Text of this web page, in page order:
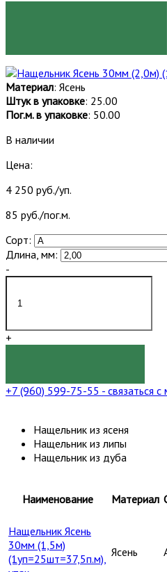
Материал: Ясень
Штук в упаковке: 25.00
Пог.м. в упаковке: 50.00
В наличии
Цена:
4 250 руб./уп.
85 руб./пог.м.
Сорт:
Длина, мм:
-
+
+7 (960) 599-75-55 - связаться
Нащельник из ясеня
Нащельник из липы
Нащельник из дуба
Наименование Материал
Нащельник Ясень
30мм (1,5м)
(1уп=25шт=37,5п.м), Ясень